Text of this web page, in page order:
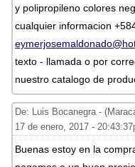
y polipropileno colores
cualquier informacion
texto - llamada o por
nuestro catalogo de
De: Luis Bocanegra -
17 de enero, 2017 -
Buenas estoy en la